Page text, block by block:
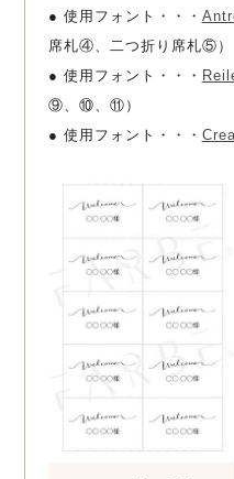
● 使用フォント・・・
席札④、二つ折り席札⑤）
● 使用フォント・・・
⑨、⑩、⑪）
● 使用フォント・・・